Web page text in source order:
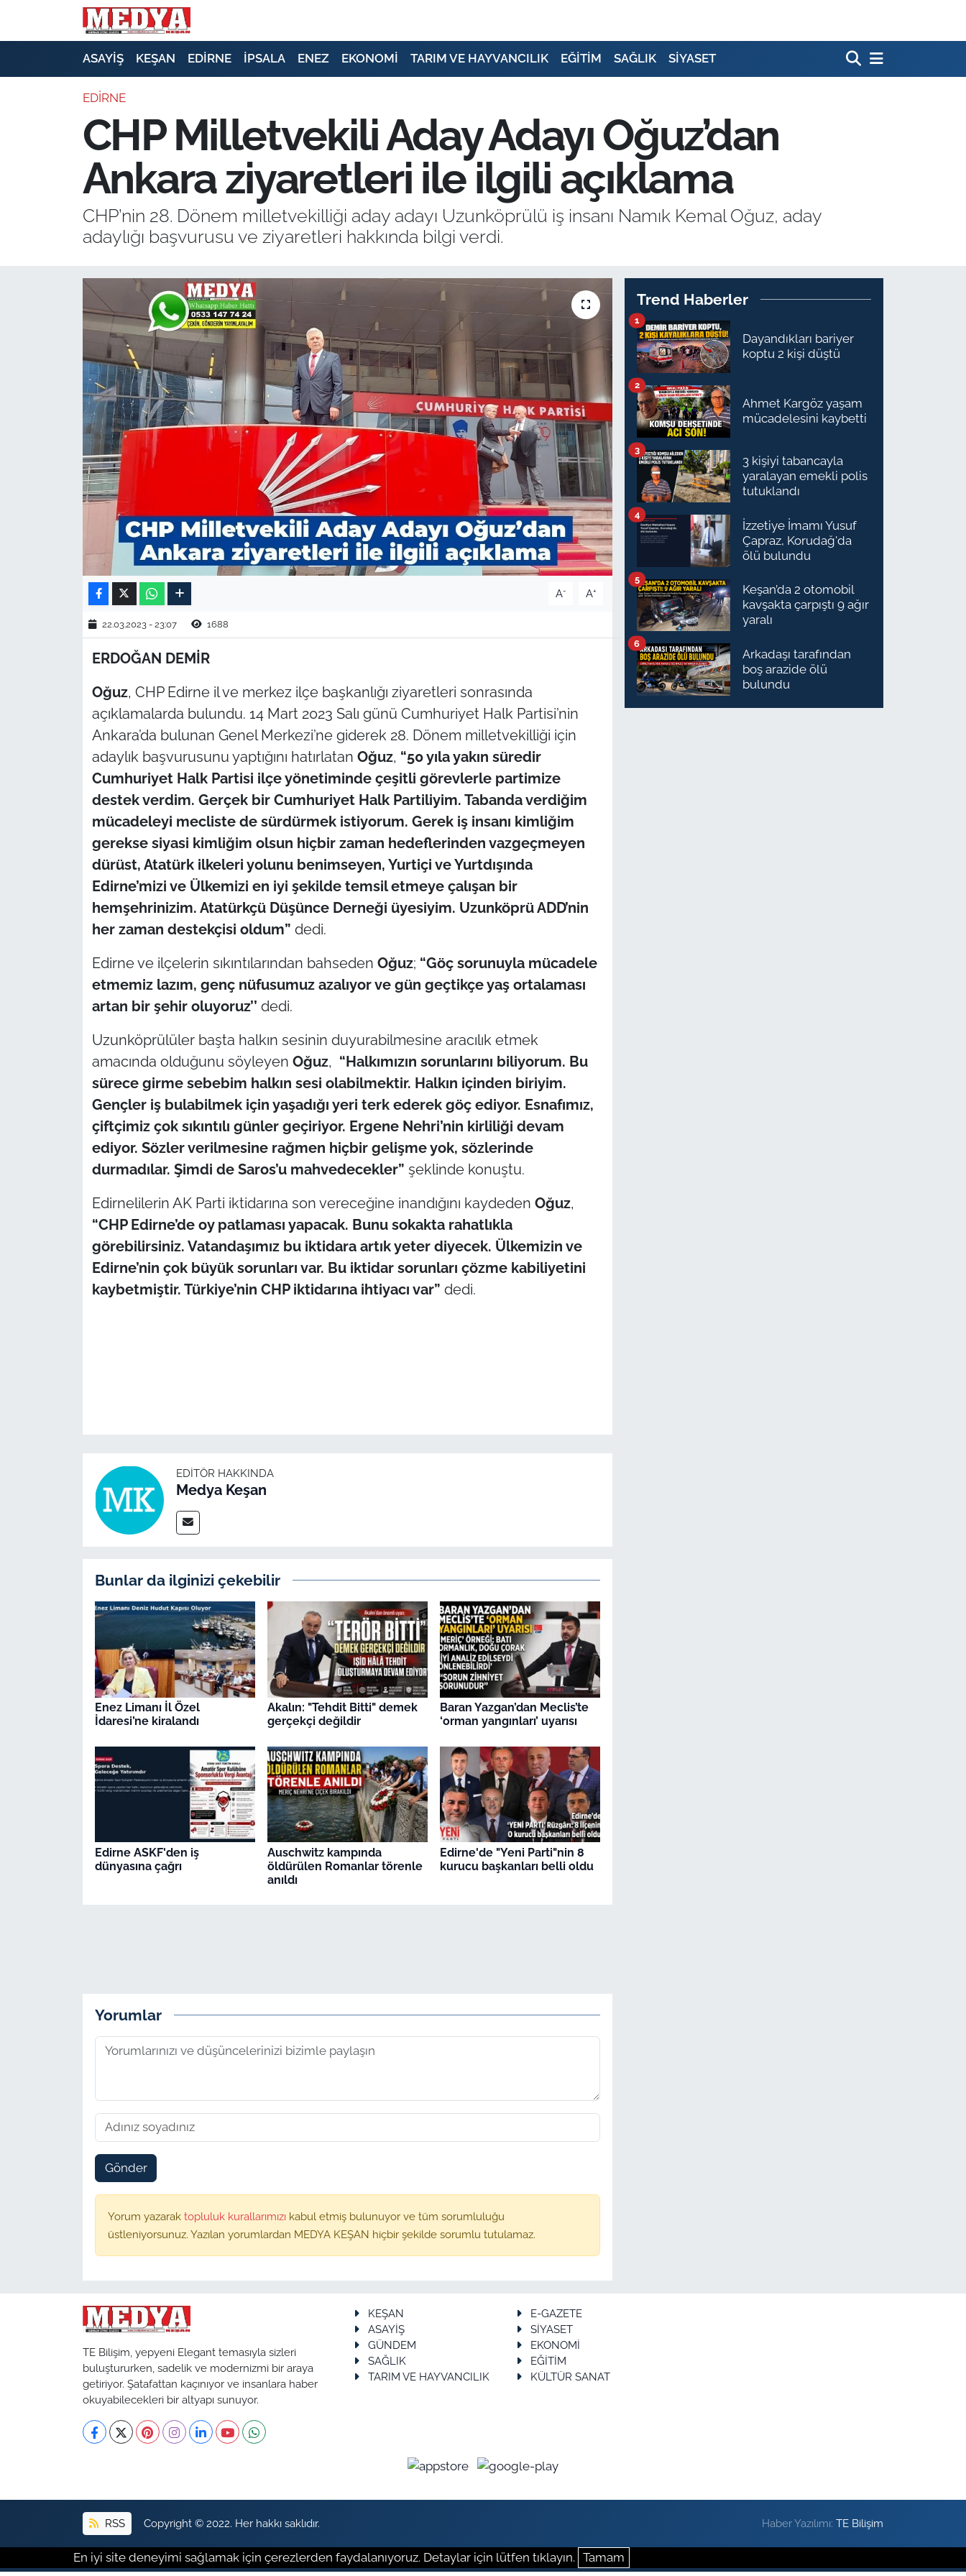
ASAYİŞ KEŞAN EDİRNE İPSALA ENEZ EKONOMİ TARIM VE HAYVANCILIK EĞİTİM SAĞLIK SİYASET
EDİRNE
CHP Milletvekili Aday Adayı Oğuz’dan
Ankara ziyaretleri ile ilgili açıklama
CHP’nin 28. Dönem milletvekilliği aday adayı Uzunköprülü iş insanı Namık Kemal Oğuz, aday
adaylığı başvurusu ve ziyaretleri hakkında bilgi verdi.
A- A+
22.03.2023 - 23:07 1688
ERDOĞAN DEMİR
Oğuz, CHP Edirne il ve merkez ilçe başkanlığı ziyaretleri sonrasında
açıklamalarda bulundu. 14 Mart 2023 Salı günü Cumhuriyet Halk Partisi’nin
Ankara’da bulunan Genel Merkezi’ne giderek 28. Dönem milletvekilliği için
adaylık başvurusunu yaptığını hatırlatan Oğuz, “50 yıla yakın süredir
Cumhuriyet Halk Partisi ilçe yönetiminde çeşitli görevlerle partimize
destek verdim. Gerçek bir Cumhuriyet Halk Partiliyim. Tabanda verdiğim
mücadeleyi mecliste de sürdürmek istiyorum. Gerek iş insanı kimliğim
gerekse siyasi kimliğim olsun hiçbir zaman hedeflerinden vazgeçmeyen
dürüst, Atatürk ilkeleri yolunu benimseyen, Yurtiçi ve Yurtdışında
Edirne’mizi ve Ülkemizi en iyi şekilde temsil etmeye çalışan bir
hemşehrinizim. Atatürkçü Düşünce Derneği üyesiyim. Uzunköprü ADD’nin
her zaman destekçisi oldum” dedi.
Edirne ve ilçelerin sıkıntılarından bahseden Oğuz; “Göç sorunuyla mücadele
etmemiz lazım, genç nüfusumuz azalıyor ve gün geçtikçe yaş ortalaması
artan bir şehir oluyoruz’’ dedi.
Uzunköprülüler başta halkın sesinin duyurabilmesine aracılık etmek
amacında olduğunu söyleyen Oğuz, “Halkımızın sorunlarını biliyorum. Bu
sürece girme sebebim halkın sesi olabilmektir. Halkın içinden biriyim.
Gençler iş bulabilmek için yaşadığı yeri terk ederek göç ediyor. Esnafımız,
çiftçimiz çok sıkıntılı günler geçiriyor. Ergene Nehri’nin kirliliği devam
ediyor. Sözler verilmesine rağmen hiçbir gelişme yok, sözlerinde
durmadılar. Şimdi de Saros’u mahvedecekler” şeklinde konuştu.
Edirnelilerin AK Parti iktidarına son vereceğine inandığını kaydeden Oğuz,
“CHP Edirne’de oy patlaması yapacak. Bunu sokakta rahatlıkla
görebilirsiniz. Vatandaşımız bu iktidara artık yeter diyecek. Ülkemizin ve
Edirne’nin çok büyük sorunları var. Bu iktidar sorunları çözme kabiliyetini
kaybetmiştir. Türkiye’nin CHP iktidarına ihtiyacı var” dedi.
EDITÖR HAKKINDA
Medya Keşan
Bunlar da ilginizi çekebilir
Enez Limanı İl Özel
İdaresi’ne kiralandı
Akalın: "Tehdit Bitti" demek
gerçekçi değildir
Baran Yazgan’dan Meclis’te
‘orman yangınları’ uyarısı
Edirne ASKF'den iş
dünyasına çağrı
Auschwitz kampında
öldürülen Romanlar törenle
anıldı
Edirne'de "Yeni Parti"nin 8
kurucu başkanları belli oldu
Yorumlar
Gönder
Yorum yazarak topluluk kurallarımızı kabul etmiş bulunuyor ve tüm sorumluluğu
üstleniyorsunuz. Yazılan yorumlardan MEDYA KEŞAN hiçbir şekilde sorumlu tutulamaz.
Trend Haberler
Dayandıkları bariyer
koptu 2 kişi düştü
1
Ahmet Kargöz yaşam
mücadelesini kaybetti
2
3 kişiyi tabancayla
yaralayan emekli polis
tutuklandı
3
İzzetiye İmamı Yusuf
Çapraz, Korudağ'da
ölü bulundu
4
Keşan’da 2 otomobil
kavşakta çarpıştı 9 ağır
yaralı
5
Arkadaşı tarafından
boş arazide ölü
bulundu
6
TE Bilişim, yepyeni Elegant temasıyla sizleri
buluştururken, sadelik ve modernizmi bir araya
getiriyor. Şatafattan kaçınıyor ve insanlara haber
okuyabilecekleri bir altyapı sunuyor.
KEŞAN
E-GAZETE
ASAYİŞ
SİYASET
GÜNDEM
EKONOMİ
SAĞLIK
EĞİTİM
TARIM VE HAYVANCILIK
KÜLTÜR SANAT
RSS Copyright © 2022. Her hakkı saklıdır. Haber Yazılımı:TE Bilişim
En iyi site deneyimi sağlamak için çerezlerden faydalanıyoruz. Detaylar için lütfen tıklayın. Tamam
E-GAZETE
EKONOMİ
SAĞLIK
EĞİTİM
TARIM VE HAYVANCILIK
KÜLTÜR SANAT
RESMİ İLAN
KIRKLARELİ
ÇANAKKALE
Flaş Haber
İş Dünyası
Bilim Teknoloji
English News
Canlı Maç